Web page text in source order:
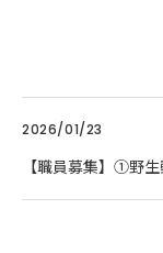
2026/01/23
【職員募集】①野